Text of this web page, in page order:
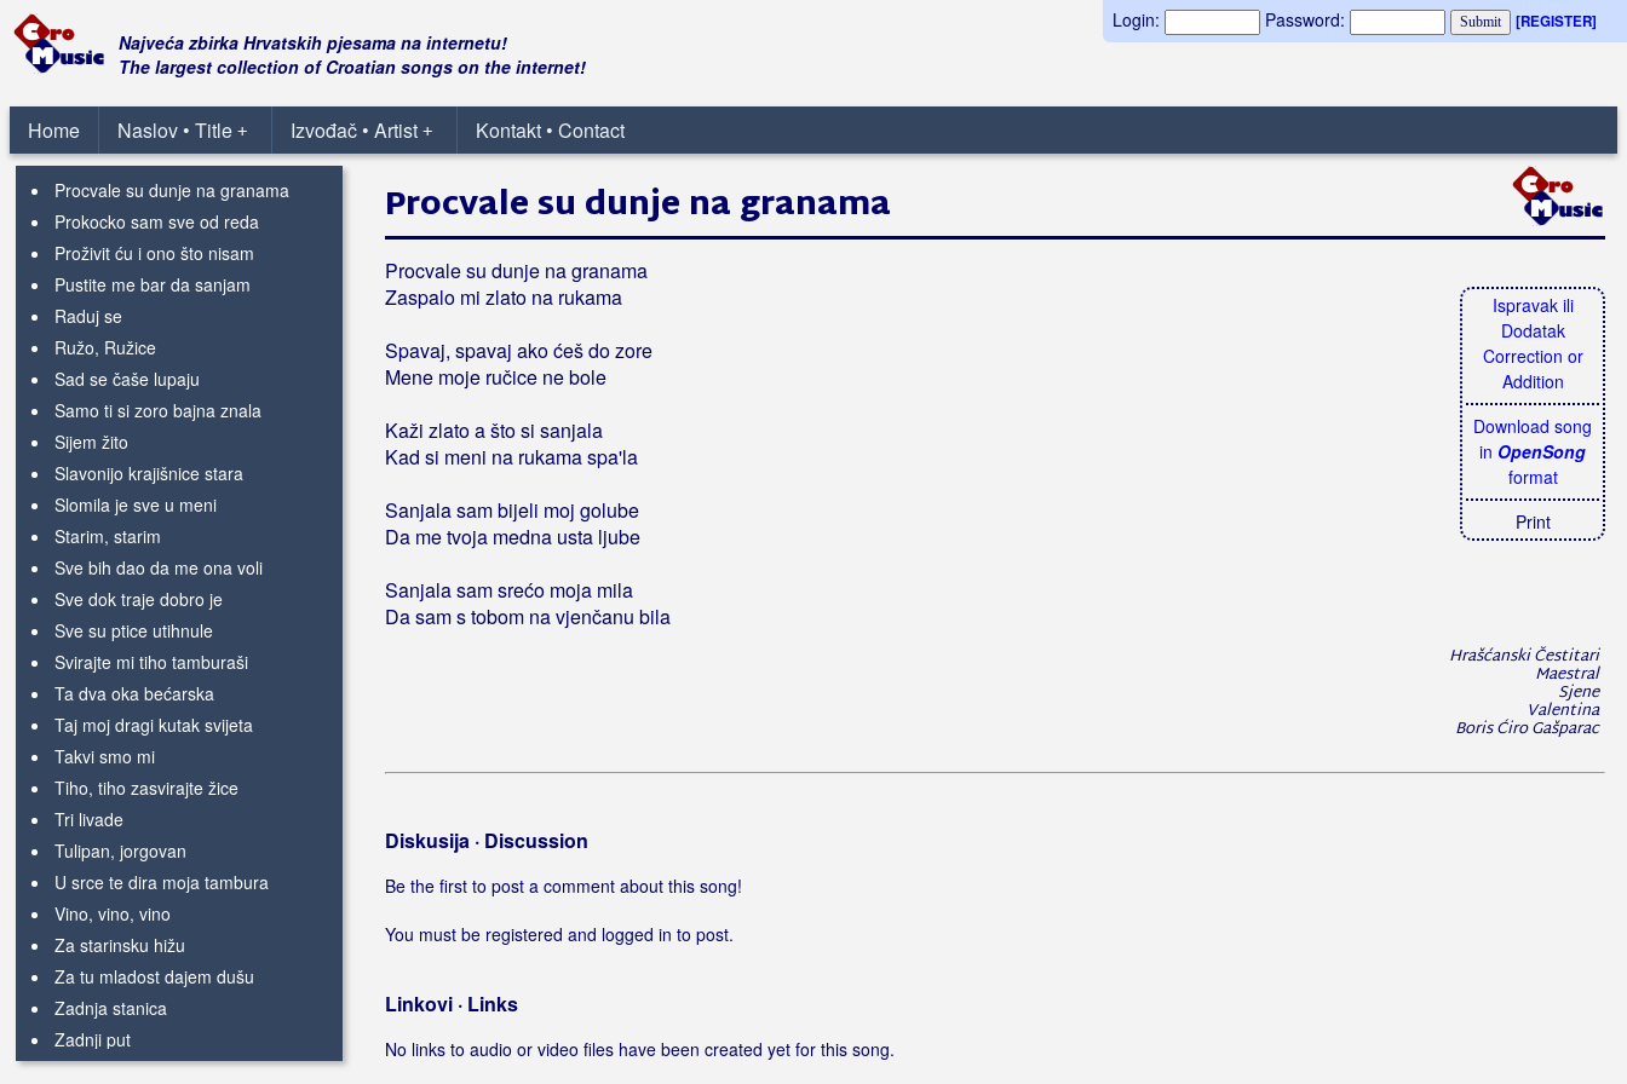
Login: Password: [REGISTER]
Najveća zbirka Hrvatskih pjesama na internetu!
The largest collection of Croatian songs on the internet!
Home +
Naslov • Title +
Izvođač • Artist Kontakt • Contact
Otvori mi prozore
Otvorite sve birtije
Popevka domaća
Pošla cura na skelu
Procvale su dunje na granama
Prokocko sam sve od reda
Proživit ću i ono što nisam
Pustite me bar da sanjam
Raduj se
Ružo, Ružice
Sad se čaše lupaju
Samo ti si zoro bajna znala
Sijem žito
Slavonijo krajišnice stara
Slomila je sve u meni
Starim, starim
Sve bih dao da me ona voli
Sve dok traje dobro je
Sve su ptice utihnule
Svirajte mi tiho tamburaši
Ta dva oka bećarska
Taj moj dragi kutak svijeta
Takvi smo mi
Tiho, tiho zasvirajte žice
Tri livade
Tulipan, jorgovan
U srce te dira moja tambura
Vino, vino, vino
Za starinsku hižu
Za tu mladost dajem dušu
Zadnja stanica
Zadnji put
Zasvirali moju pjesmu
Ispravak ili
Dodatak
Correction or
Addition
Download song
in OpenSong
format
Print
Procvale su dunje na granama
Procvale su dunje na granama
Zaspalo mi zlato na rukama
Spavaj, spavaj ako ćeš do zore
Mene moje ručice ne bole
Kaži zlato a što si sanjala
Kad si meni na rukama spa'la
Sanjala sam bijeli moj golube
Da me tvoja medna usta ljube
Sanjala sam srećo moja mila
Da sam s tobom na vjenčanu bila
Hrašćanski Čestitari
Maestral
Sjene
Valentina
Boris Ćiro Gašparac
Diskusija · Discussion
Be the first to post a comment about this song!
You must be registered and logged in to post.
Linkovi · Links
No links to audio or video files have been created yet for this song.